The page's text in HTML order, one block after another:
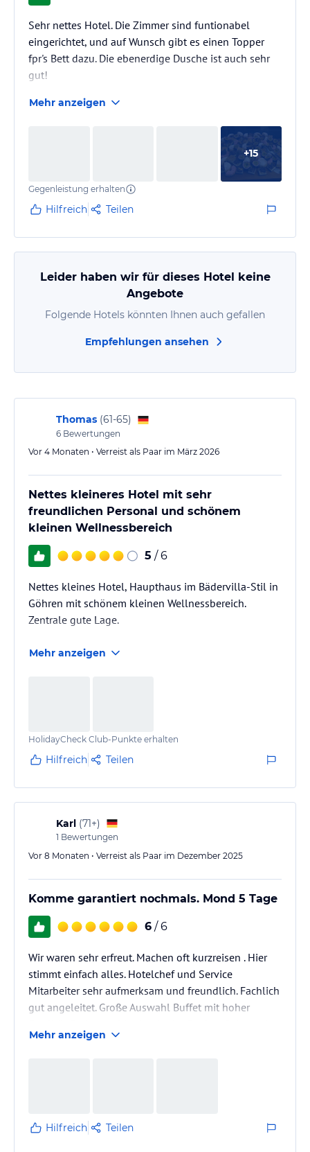
Sehr nettes Hotel. Die Zimmer sind funtionabel
eingerichtet, und auf Wunsch gibt es einen Topper
fpr's Bett dazu. Die ebenerdige Dusche ist auch sehr
gut!
Mehr anzeigen
+15
Gegenleistung erhalten
Hilfreich Teilen
Leider haben wir für dieses Hotel keine
Angebote
Folgende Hotels könnten Ihnen auch gefallen
Empfehlungen ansehen
Thomas (61-65)
6 Bewertungen
Vor 4 Monaten • Verreist als Paar im März 2026
Nettes kleineres Hotel mit sehr
freundlichen Personal und schönem
kleinen Wellnessbereich
5 / 6
Nettes kleines Hotel, Haupthaus im Bädervilla-Stil in
Göhren mit schönem kleinen Wellnessbereich.
Zentrale gute Lage.
Mehr anzeigen
HolidayCheck Club-Punkte erhalten
Hilfreich Teilen
Karl (71+)
1 Bewertungen
Vor 8 Monaten • Verreist als Paar im Dezember 2025
Komme garantiert nochmals. Mond 5 Tage
6 / 6
Wir waren sehr erfreut. Machen oft kurzreisen . Hier
stimmt einfach alles. Hotelchef und Service
Mitarbeiter sehr aufmerksam und freundlich. Fachlich
gut angeleitet. Große Auswahl Buffet mit hoher
das gesamte Hotel und der Pool sehr warm.
Mehr anzeigen
Hilfreich Teilen